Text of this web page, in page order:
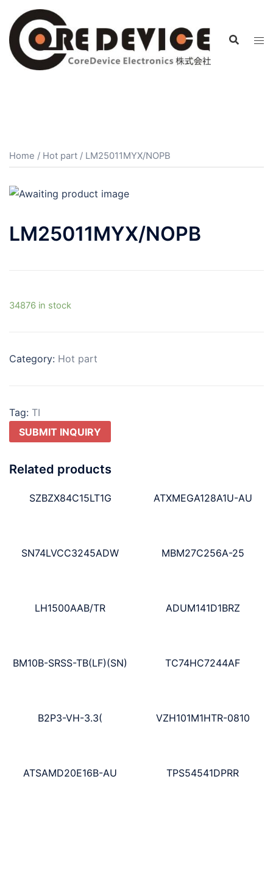
Home / Hot part / LM25011MYX/NOPB
LM25011MYX/NOPB
34876 in stock
Category: Hot part
Tag: TI
SUBMIT INQUIRY
Related products
SZBZX84C15LT1G ATXMEGA128A1U-AU
SN74LVCC3245ADW MBM27C256A-25
LH1500AAB/TR ADUM141D1BRZ
BM10B-SRSS-TB(LF)(SN) TC74HC7244AF
B2P3-VH-3.3( VZH101M1HTR-0810
ATSAMD20E16B-AU TPS54541DPRR